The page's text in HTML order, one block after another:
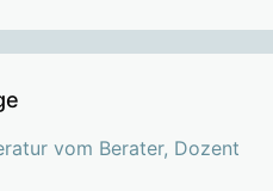
vom Berater, Dozent